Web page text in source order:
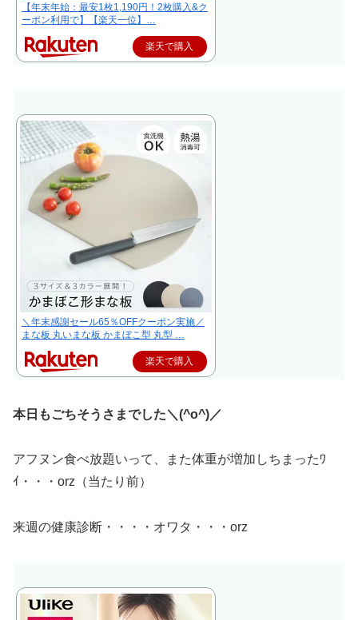
【年末年始：最安1枚1,190円！2枚購入&ク
ーポン利用で】【楽天一位】…
楽天で購入
＼年末感謝セール65％OFFクーポン実施／
まな板 丸いまな板 かまぼこ型 丸型 …
楽天で購入
本日もごちそうさまでした＼(^o^)／
アフヌン食べ放題いって、また体重が増加しちまったﾜ
ｲ・・・orz（当たり前）
来週の健康診断・・・・オワタ・・・orz